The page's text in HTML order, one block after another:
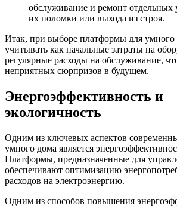
обслуживание и ремонт отдельных
их поломки или выхода из строя.
Итак, при выборе платформы для умного
учитывать как начальные затраты на
регулярные расходы на обслуживание,
неприятных сюрпризов в будущем.
Энергоэффективность и
экологичность
Одним из ключевых аспектов
умного дома является
Платформы, предназначенные для
обеспечивают оптимизацию
расходов на электроэнергию.
Одним из способов повышения